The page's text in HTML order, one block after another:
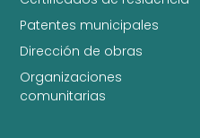
Patentes municipales
Dirección de obras
Organizaciones
comunitarias